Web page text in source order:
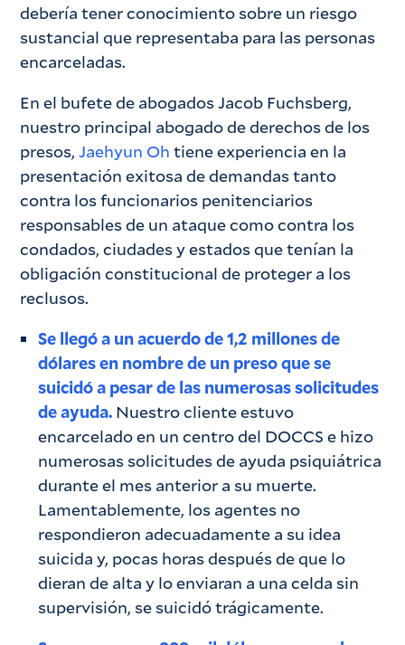
debería tener conocimiento sobre un riesgo
sustancial que representaba para las personas
encarceladas.
En el bufete de abogados Jacob Fuchsberg,
nuestro principal abogado de derechos de los
presos,Jaehyun Oh tiene experiencia en la
presentación exitosa de demandas tanto
contra los funcionarios penitenciarios
responsables de un ataque como contra los
condados, ciudades y estados que tenían la
obligación constitucional de proteger a los
reclusos.
Se llegó a un acuerdo de 1,2 millones de
dólares en nombre de un preso que se
suicidó a pesar de las numerosas solicitudes
de ayuda. Nuestro cliente estuvo
encarcelado en un centro del DOCCS e hizo
numerosas solicitudes de ayuda psiquiátrica
durante el mes anterior a su muerte.
Lamentablemente, los agentes no
respondieron adecuadamente a su idea
suicida y, pocas horas después de que lo
dieran de alta y lo enviaran a una celda sin
supervisión, se suicidó trágicamente.